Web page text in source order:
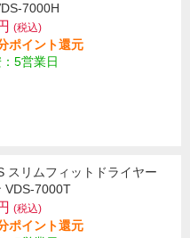
7000H
(税込)
ポイント還元
5営業日
スリムフィットドライヤー
VDS-7000T
(税込)
ポイント還元